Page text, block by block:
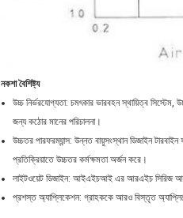
নকশা বৈশিষ্ট্য
উচ্চ নির্ভরযোগ্যতা: চমৎকার ভারবহন স্থায়িত্ব সিস্টেম,
জন্য কঠোর মানের পরিচালনা।
উচ্চতর পারফরম্যান্স: উন্নত বায়ুসংস্থান ডিজাইন
প্রতিক্রিয়াতে উচ্চতর কর্মক্ষমতা অর্জন করে।
লাইটওয়েট ডিজাইন: আইএইচআই এর আরএইচ সিরিজ
প্রশস্ত অ্যাপ্লিকেশন: গ্রাহককে আরও বিস্তৃত